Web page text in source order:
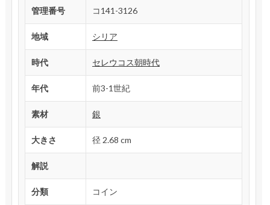
管理番号 コ141-3126
地域 シリア
時代 セレウコス朝時代
年代 前3-1世紀
素材 銀
大きさ 径 2.68 cm
解説
分類 コイン